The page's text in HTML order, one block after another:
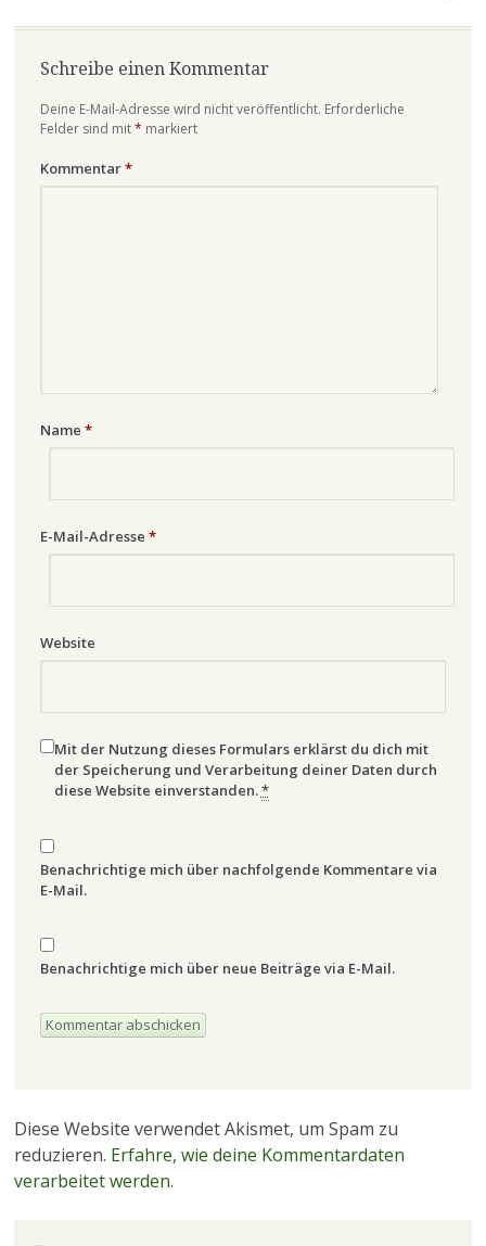
Schreibe einen Kommentar
Deine E-Mail-Adresse wird nicht veröffentlicht. Erforderliche
Felder sind mit* markiert
Kommentar*
Name *
E-Mail-Adresse *
Website
Mit der Nutzung dieses Formulars erklärst du dich mit
der Speicherung und Verarbeitung deiner Daten durch
diese Website einverstanden.*
Benachrichtige mich über nachfolgende Kommentare via
E-Mail.
Benachrichtige mich über neue Beiträge via E-Mail.
Diese Website verwendet Akismet, um Spam zu
reduzieren. Erfahre, wie deine Kommentardaten
verarbeitet werden.